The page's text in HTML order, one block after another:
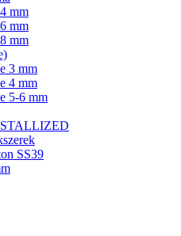
mm
mm
mm
3 mm
4 mm
5-6 mm
SS39